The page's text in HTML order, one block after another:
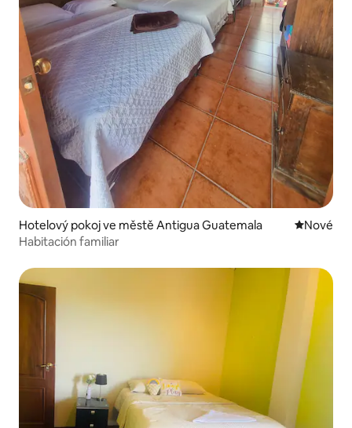
Hotelový pokoj ve městě Antigua Guatemala Nové
Nové
Habitación familiar